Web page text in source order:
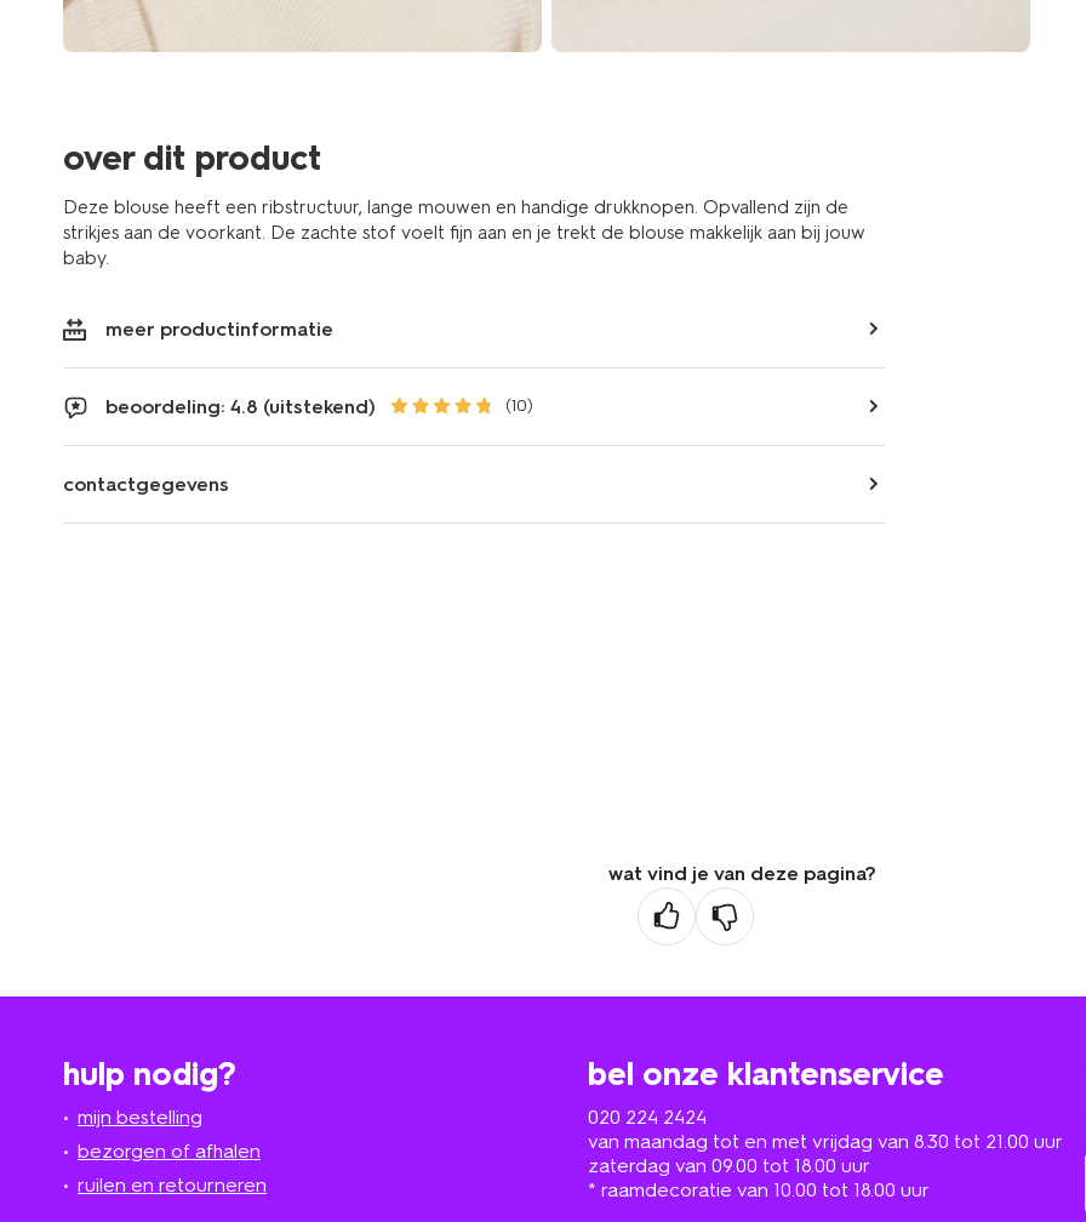
over dit product
Deze blouse heeft een ribstructuur, lange mouwen en handige drukknopen. Opvallend zijn de
strikjes aan de voorkant. De zachte stof voelt fijn aan en je trekt de blouse makkelijk aan bij jouw
baby.
meer productinformatie
beoordeling: 4.8 (uitstekend) (10)
contactgegevens
wat vind je van deze pagina?
hulp nodig?
mijn bestelling
bezorgen of afhalen
ruilen en retourneren
bel onze klantenservice
020 224 2424
van maandag tot en met vrijdag van 8.30 tot 21.00 uur
zaterdag van 09.00 tot 18.00 uur
* raamdecoratie van 10.00 tot 18.00 uur